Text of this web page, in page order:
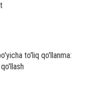
to'liq qo'llanma: